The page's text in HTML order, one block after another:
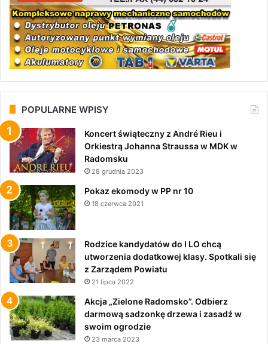
POPULARNE WPISY
Koncert świąteczny z André Rieu i
Orkiestrą Johanna Straussa w MDK w
Radomsku
28 grudnia 2023
Pokaz ekomody w PP nr 10
18 czerwca 2021
Rodzice kandydatów do I LO chcą
utworzenia dodatkowej klasy. Spotkali się
z Zarządem Powiatu
21 lipca 2022
Akcja „Zielone Radomsko”. Odbierz
darmową sadzonkę drzewa i zasadź w
swoim ogrodzie
23 marca 2023